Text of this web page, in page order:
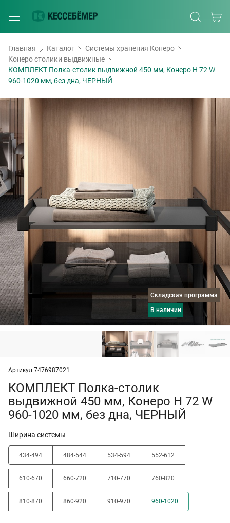
Главная Каталог
Системы хранения Конеро
Конеро столики выдвижные
КОМПЛЕКТ Полка-столик выдвижной 450 мм, Конеро H 72 W
960-1020 мм, без дна, ЧЕРНЫЙ
Складская программа
в наличии
Артикул 7476987021
КОМПЛЕКТ Полка-столик
выдвижной 450 мм, Конеро H 72 W
960-1020 мм, без дна, ЧЕРНЫЙ
Ширина системы
434-494 484-544 534-594 552-612
610-670 660-720 710-770 760-820
810-870 860-920 910-970 960-1020